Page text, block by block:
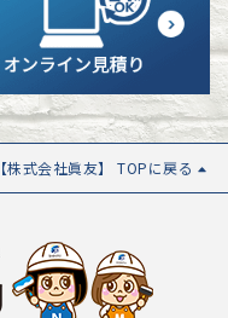
式会社眞友】 TOPに戻る